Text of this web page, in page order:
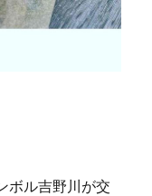
ボル吉野川が交